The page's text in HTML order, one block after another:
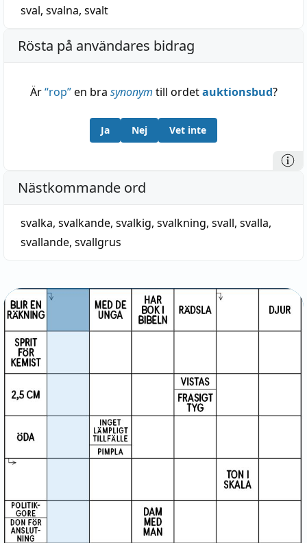
sval, svalna, svalt
Rösta på användares bidrag
Är“rop”en bra synonym till ordetauktionsbud?
Ja Nej Vet inte
Nästkommande ord
svalka, svalkande, svalkig, svalkning, svall, svalla,
svallande, svallgrus